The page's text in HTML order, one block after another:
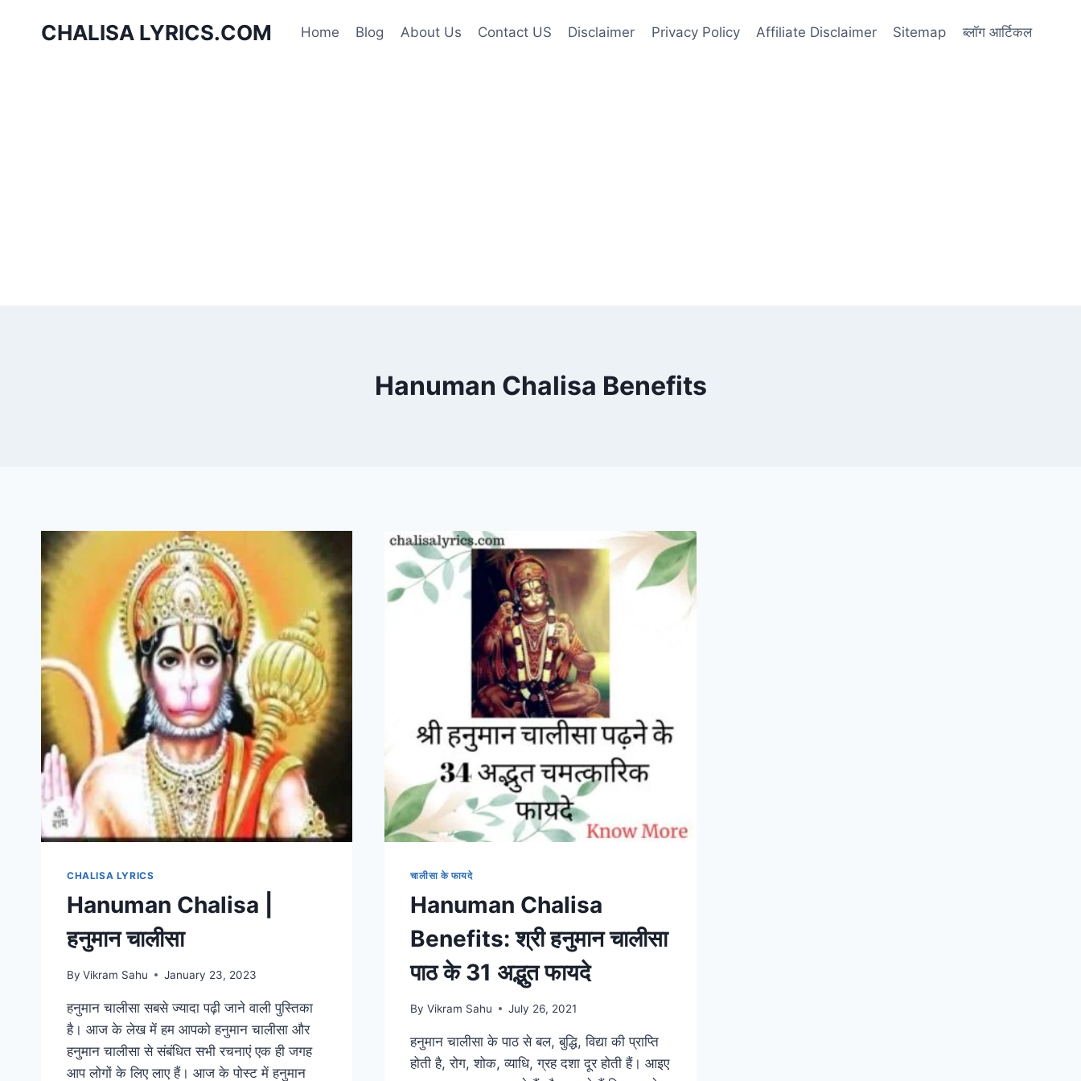
CHALISA LYRICS.COM Home Blog About Us Contact US Disclaimer Privacy Policy Affiliate Disclaimer Sitemap ब्लॉग आर्टिकल
Hanuman Chalisa Benefits
CHALISA LYRICS
Hanuman Chalisa |
हनुमान चालीसा
By Vikram Sahu January 23, 2023
हनुमान चालीसा सबसे ज्यादा पढ़ी जाने वाली पुस्तिका
है। आज के लेख में हम आपको हनुमान चालीसा और
हनुमान चालीसा से संबंधित सभी रचनाएं एक ही जगह
आप लोगों के लिए लाए हैं। आज के पोस्ट में हनुमान
चालीसा के फायदे
Hanuman Chalisa
Benefits: श्री हनुमान चालीसा
पाठ के 31 अद्भुत फायदे
By Vikram Sahu July 26, 2021
हनुमान चालीसा के पाठ से बल, बुद्धि, विद्या की प्राप्ति
होती है, रोग, शोक, व्याधि, ग्रह दशा दूर होती हैं। आइए